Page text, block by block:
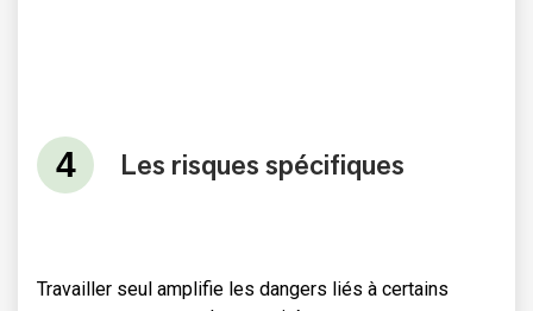
Les risques spécifiques
Travailler seul amplifie les dangers liés à certains